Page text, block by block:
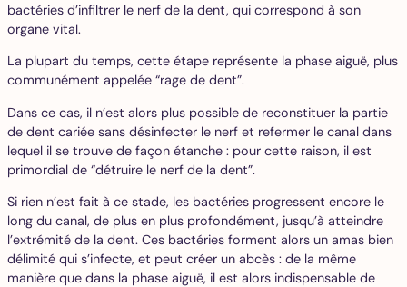
bactéries d’infiltrer le nerf de la dent, qui correspond à son
organe vital.
La plupart du temps, cette étape représente la phase aiguë, plus
communément appelée “rage de dent”.
Dans ce cas, il n’est alors plus possible de reconstituer la partie
de dent cariée sans désinfecter le nerf et refermer le canal dans
lequel il se trouve de façon étanche : pour cette raison, il est
primordial de “détruire le nerf de la dent”.
Si rien n’est fait à ce stade, les bactéries progressent encore le
long du canal, de plus en plus profondément, jusqu’à atteindre
l’extrémité de la dent. Ces bactéries forment alors un amas bien
délimité qui s’infecte, et peut créer un abcès : de la même
manière que dans la phase aiguë, il est alors indispensable de